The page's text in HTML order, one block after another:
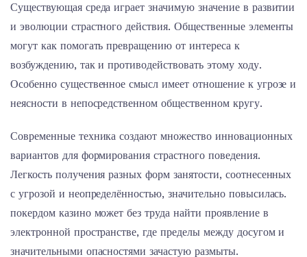
Существующая среда играет значимую значение в развитии
и эволюции страстного действия. Общественные элементы
могут как помогать превращению от интереса к
возбуждению, так и противодействовать этому ходу.
Особенно существенное смысл имеет отношение к угрозе и
неясности в непосредственном общественном кругу.
Современные техника создают множество инновационных
вариантов для формирования страстного поведения.
Легкость получения разных форм занятости, соотнесенных
с угрозой и неопределённостью, значительно повысилась.
покердом казино может без труда найти проявление в
электронной пространстве, где пределы между досугом и
значительными опасностями зачастую размыты.